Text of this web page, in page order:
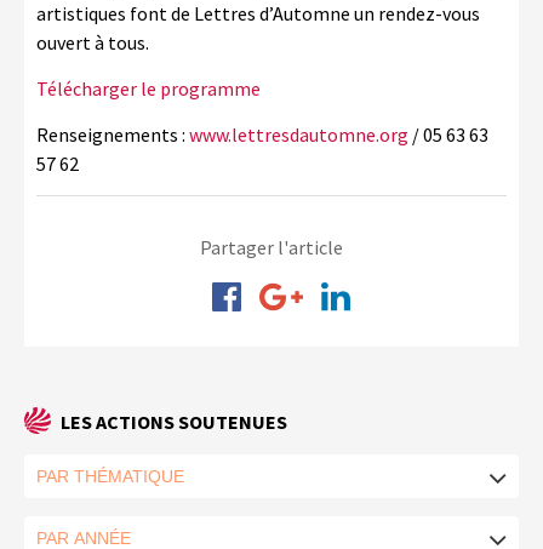
artistiques font de Lettres d’Automne un rendez-vous
ouvert à tous.
Télécharger le programme
Renseignements : www.lettresdautomne.org / 05 63 63
57 62
Partager l'article
LES ACTIONS SOUTENUES